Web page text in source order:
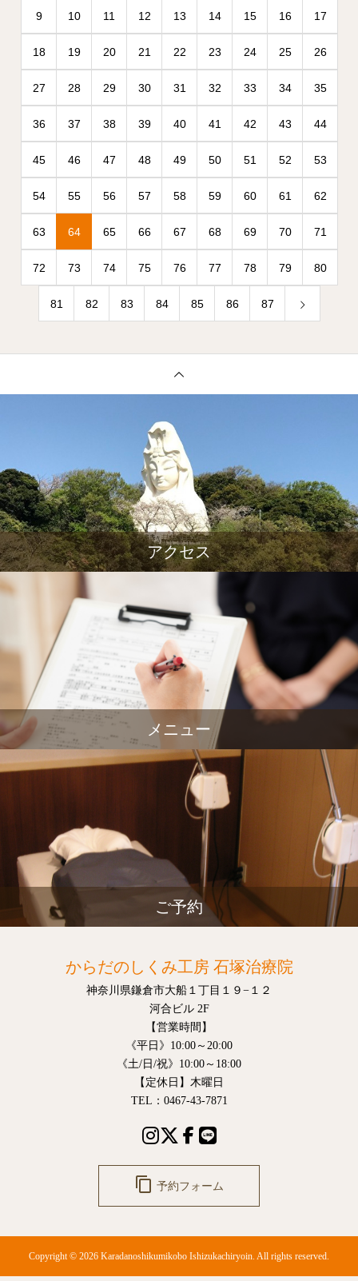
9 10 11 12 13 14 15 16 17
18 19 20 21 22 23 24 25 26
27 28 29 30 31 32 33 34 35
36 37 38 39 40 41 42 43 44
45 46 47 48 49 50 51 52 53
54 55 56 57 58 59 60 61 62
63 64 65 66 67 68 69 70 71
72 73 74 75 76 77 78 79 80
81 82 83 84 85 86 87
アクセス
メニュー
ご予約
からだのしくみ工房 石塚治療院
神奈川県鎌倉市大船１丁目１９−１２
河合ビル 2F
【営業時間】
《平日》10:00～20:00
《土/日/祝》10:00～18:00
【定休日】木曜日
TEL：0467-43-7871
content_copy 予約フォーム
Copyright © 2026 Karadanoshikumikobo Ishizukachiryoin. All rights reserved.